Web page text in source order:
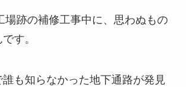
場跡の補修工事中に、思わぬもの
す。
も知らなかった地下通路が発見